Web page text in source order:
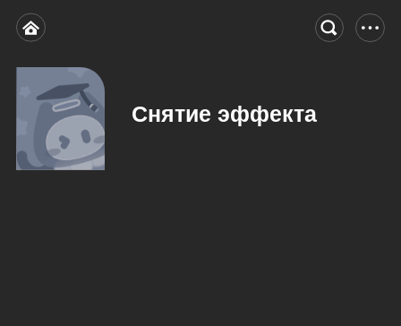
Снятие эффекта